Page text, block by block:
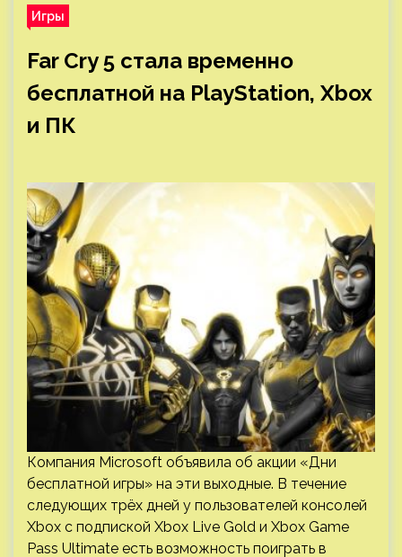
Игры
Far Cry 5 стала временно
бесплатной на PlayStation, Xbox
и ПК
Компания Microsoft объявила об акции «Дни
бесплатной игры» на эти выходные. В течение
следующих трёх дней у пользователей консолей
Xbox с подпиской Xbox Live Gold и Xbox Game
Pass Ultimate есть возможность поиграть в